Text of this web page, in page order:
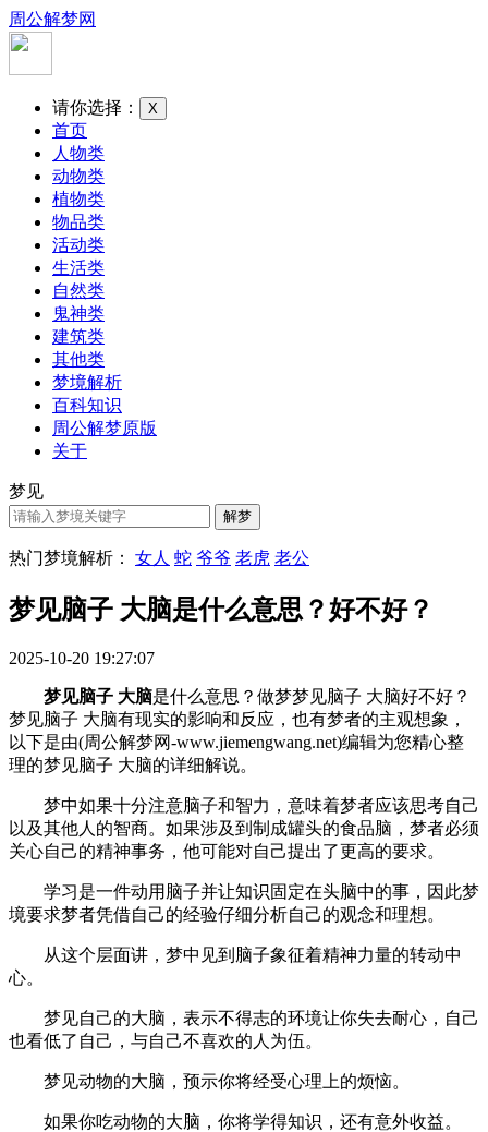
周公解梦网
请你选择： X
首页
人物类
动物类
植物类
物品类
活动类
生活类
自然类
鬼神类
建筑类
其他类
梦境解析
百科知识
周公解梦原版
关于
梦见
热门梦境解析： 女人 蛇 爷爷 老虎 老公
梦见脑子 大脑是什么意思？好不好？
2025-10-20 19:27:07
梦见脑子 大脑是什么意思？做梦梦见脑子 大脑好不好？
梦见脑子 大脑有现实的影响和反应，也有梦者的主观想象，
以下是由(周公解梦网-www.jiemengwang.net)编辑为您精心整
理的梦见脑子 大脑的详细解说。
梦中如果十分注意脑子和智力，意味着梦者应该思考自己
以及其他人的智商。如果涉及到制成罐头的食品脑，梦者必须
关心自己的精神事务，他可能对自己提出了更高的要求。
学习是一件动用脑子并让知识固定在头脑中的事，因此梦
境要求梦者凭借自己的经验仔细分析自己的观念和理想。
从这个层面讲，梦中见到脑子象征着精神力量的转动中
心。
梦见自己的大脑，表示不得志的环境让你失去耐心，自己
也看低了自己，与自己不喜欢的人为伍。
梦见动物的大脑，预示你将经受心理上的烦恼。
如果你吃动物的大脑，你将学得知识，还有意外收益。